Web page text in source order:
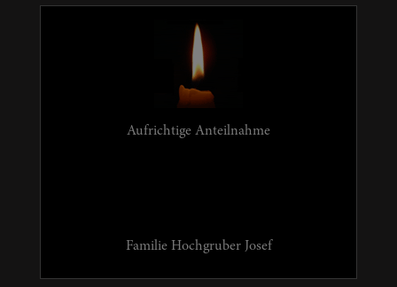
Aufrichtige Anteilnahme
Familie Hochgruber Josef